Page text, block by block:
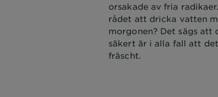
orsakade av fria
rådet att dricka vatten
morgonen? Det sägs att
säkert är i alla fall att
fräscht.